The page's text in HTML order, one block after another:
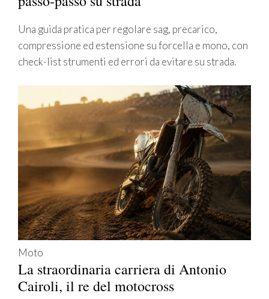
Una guida pratica per regolare sag, precarico,
compressione ed estensione su forcella e mono, con
check-list strumenti ed errori da evitare su strada.
Moto
La straordinaria carriera di Antonio
Cairoli, il re del motocross